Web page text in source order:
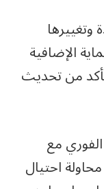
الإضافية
من تحديث
مع
احتيال